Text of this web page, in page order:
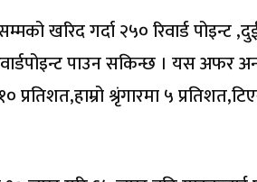
खरिद गर्दा २५० रिवार्ड पोइन्ट
पाउन सकिन्छ । यस अफर
श्रृंगारमा ५